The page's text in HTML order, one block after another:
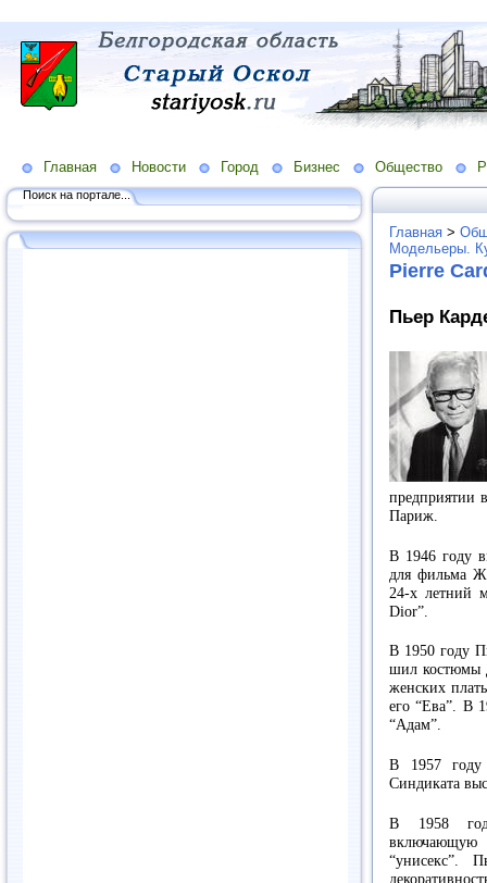
Главная Новости Город Бизнес Общество
Поиск на портале...
Главная >
Модельеры.
Pierre
Пьер
предприятии
Париж.
В 1946 году
для фильма
24-х летний
Dior”.
В 1950 году
шил костюмы
женских
его “Ева”. В
“Адам”.
В 1957 году
Синдиката
В 1958
“унисекс”.